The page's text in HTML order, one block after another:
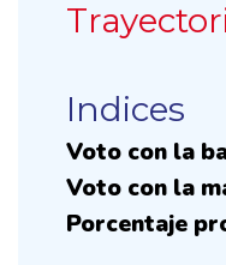
Indices
Voto con la
Voto con la
Porcentaje